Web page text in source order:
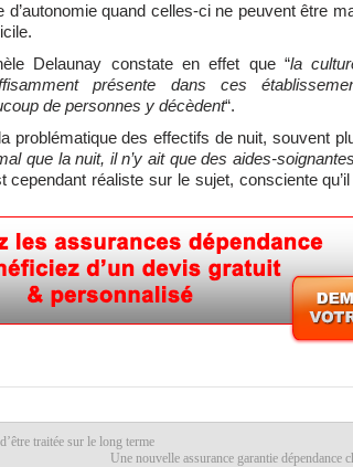
d’autonomie quand celles-ci ne peuvent être
Delaunay constate en effet que “la
présente dans ces
de personnes y décèdent“.
problématique des effectifs de nuit, souvent
que la nuit, il n’y ait que des aides-
cependant réaliste sur le sujet, consciente
traitée sur le long terme
Une nouvelle assurance garantie dépendance